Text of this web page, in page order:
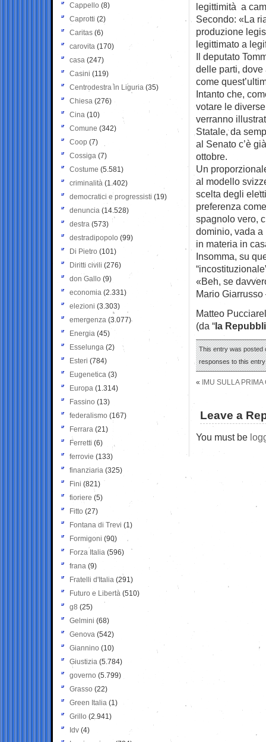
legittimità a
Secondo: «La
produzione
legittimato a
Il deputato
delle parti,
come
Intanto che,
votare le
verranno
Statale, da
al Senato c’è
ottobre.
Un
al modello
scelta degli
preferenza
spagnolo vero,
dominio, vada a
in materia in
Insomma, su
«Beh, se
Mario
Matteo
(da “la
This entry was posted
responses to this
« IMU SULLA
Leave a
You must be
Cappello (8)
Caprotti (2)
Caritas (6)
carovita (170)
casa (247)
Casini (119)
Centrodestra in Liguria (35)
Chiesa (276)
Cina (10)
Comune (342)
Coop (7)
Cossiga (7)
Costume (5.581)
criminalità (1.402)
democratici e progressisti (19)
denuncia (14.528)
destra (573)
destradipopolo (99)
Di Pietro (101)
Diritti civili (276)
don Gallo (9)
economia (2.331)
elezioni (3.303)
emergenza (3.077)
Energia (45)
Esselunga (2)
Esteri (784)
Eugenetica (3)
Europa (1.314)
Fassino (13)
federalismo (167)
Ferrara (21)
Ferretti (6)
ferrovie (133)
finanziaria (325)
Fini (821)
fioriere (5)
Fitto (27)
Fontana di Trevi (1)
Formigoni (90)
Forza Italia (596)
frana (9)
Fratelli d'Italia (291)
Futuro e Libertà (510)
g8 (25)
Gelmini (68)
Genova (542)
Giannino (10)
Giustizia (5.784)
governo (5.799)
Grasso (22)
Green Italia (1)
Grillo (2.941)
Idv (4)